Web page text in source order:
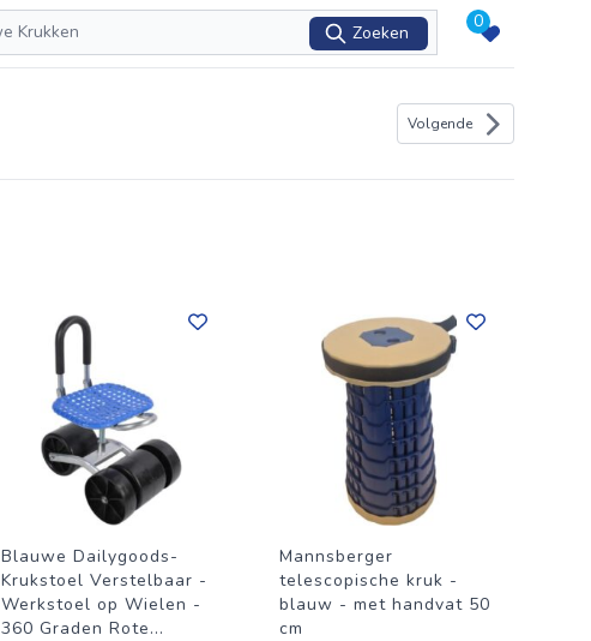
Zoeken
0
Volgende
Blauwe Dailygoods-
Krukstoel Verstelbaar -
Werkstoel op Wielen -
360 Graden Rote...
Mannsberger
telescopische kruk -
blauw - met handvat 50
cm